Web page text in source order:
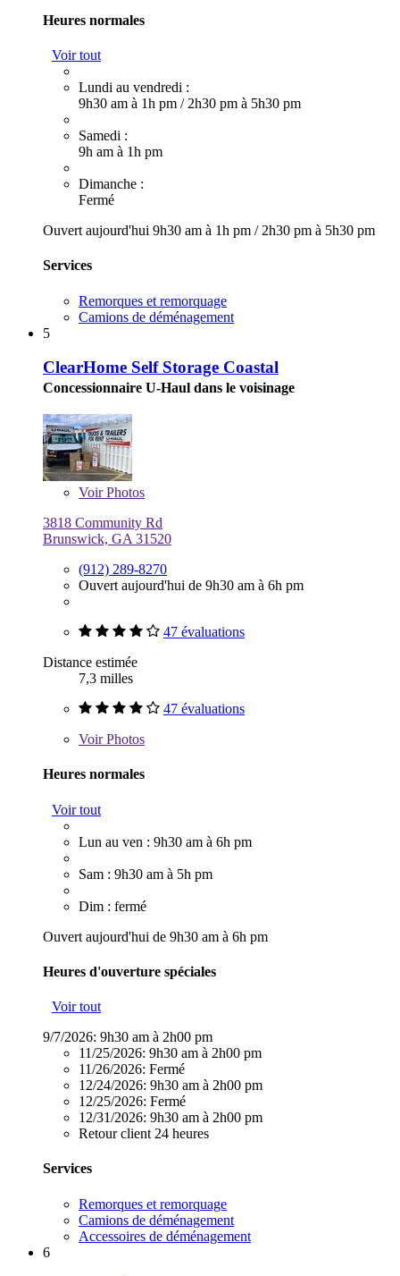
Heures normales
Voir tout
Lundi au vendredi :
9h30 am à 1h pm / 2h30 pm à 5h30 pm
Samedi :
9h am à 1h pm
Dimanche :
Fermé
Ouvert aujourd'hui 9h30 am à 1h pm / 2h30 pm à 5h30 pm
Services
Remorques et remorquage
Camions de déménagement
5
ClearHome Self Storage Coastal
Concessionnaire U-Haul dans le voisinage
VoirPhotos
3818 Community Rd
Brunswick, GA 31520
(912) 289-8270
Ouvert aujourd'hui de 9h30 am à 6h pm
47 évaluations
Distance estimée
7,3 milles
47 évaluations
VoirPhotos
Heures normales
Voir tout
Lun au ven : 9h30 am à 6h pm
Sam : 9h30 am à 5h pm
Dim : fermé
Ouvert aujourd'hui de 9h30 am à 6h pm
Heures d'ouverture spéciales
Voir tout
9/7/2026: 9h30 am à 2h00 pm
11/25/2026: 9h30 am à 2h00 pm
11/26/2026: Fermé
12/24/2026: 9h30 am à 2h00 pm
12/25/2026: Fermé
12/31/2026: 9h30 am à 2h00 pm
Retour client 24 heures
Services
Remorques et remorquage
Camions de déménagement
Accessoires de déménagement
6